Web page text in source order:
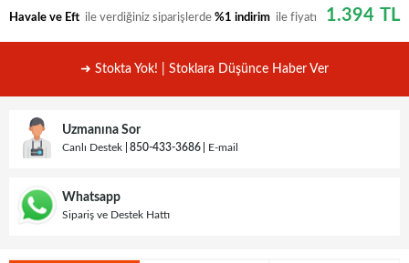
Havale ve Eft ile verdiğiniz siparişlerde %1 indirim ile fiyatı 1.394 TL
➜ Stokta Yok! | Stoklara Düşünce Haber Ver
Uzmanına Sor
Canlı Destek 850-433-3686 E-mail
Whatsapp
Sipariş ve Destek Hattı